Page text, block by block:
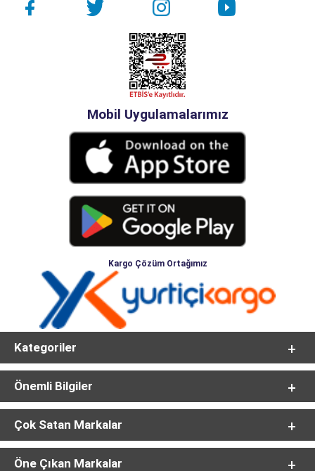
Mobil Uygulamalarımız
Kargo Çözüm Ortağımız
Kategoriler
Önemli Bilgiler
Çok Satan Markalar
Öne Çıkan Markalar